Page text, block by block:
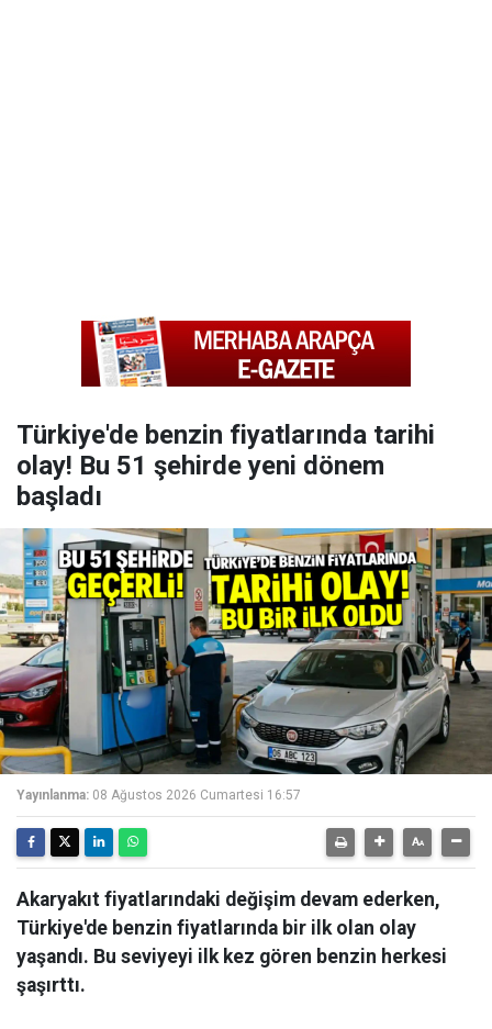
Türkiye'de benzin fiyatlarında tarihi
olay! Bu 51 şehirde yeni dönem
başladı
Yayınlanma: 08 Ağustos 2026 Cumartesi 16:57
Akaryakıt fiyatlarındaki değişim devam ederken,
Türkiye'de benzin fiyatlarında bir ilk olan olay
yaşandı. Bu seviyeyi ilk kez gören benzin herkesi
şaşırttı.